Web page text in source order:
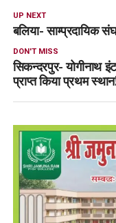
UP NEXT
बलिया- साम्प्रदायिक
DON'T MISS
सिकन्दरपुर- योगीनाथ
प्राप्त किया प्रथम